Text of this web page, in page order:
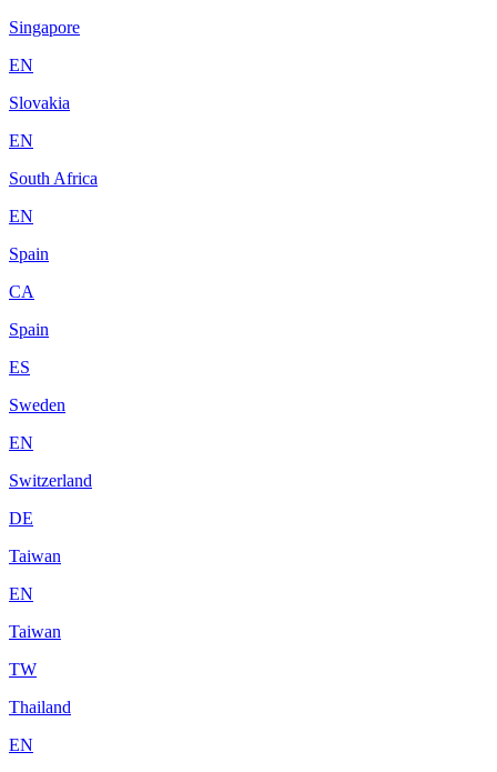
Singapore
EN
Slovakia
EN
South Africa
EN
Spain
CA
Spain
ES
Sweden
EN
Switzerland
DE
Taiwan
EN
Taiwan
TW
Thailand
EN